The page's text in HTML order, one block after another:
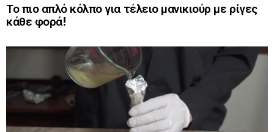
Το πιο απλό κόλπο για τέλειο μανικιούρ με ρίγες
κάθε φορά!